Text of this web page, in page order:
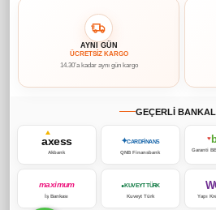
AYNI GÜN
ÜCRETSİZ KARGO
14.30’a kadar aynı gün kargo
GEÇERLİ
axess
Akbank
✦CARDFİNANS
QNB Finansbank
♥
Garanti
maximum
İş Bankası
● KUVEYT TÜRK
Kuveyt Türk Yapı